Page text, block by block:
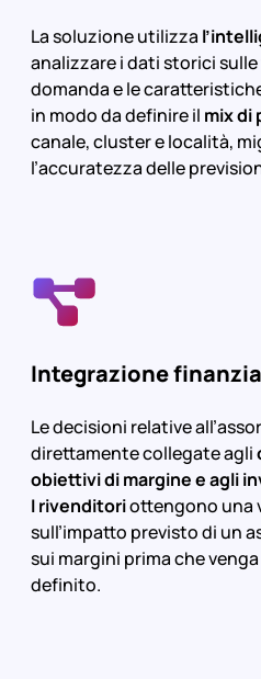
La soluzione utilizza
analizzare i dati storici
domanda e le
in modo dadefinire il mix di
canale, cluster e località,
l’accuratezza delle
Integrazione
Le decisioni relative
direttamente collegate agli
obiettivi di margine e agli
I rivenditoriottengono una
sull’impatto previsto di un
sui margini prima che
definito.